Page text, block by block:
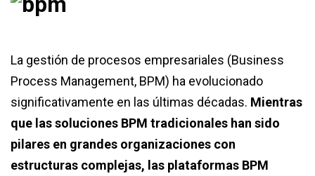
La gestión de procesos empresariales (Business
Process Management, BPM) ha evolucionado
significativamente en las últimas décadas. Mientras
que las soluciones BPM tradicionales han sido
pilares en grandes organizaciones con
estructuras complejas, las plataformas BPM